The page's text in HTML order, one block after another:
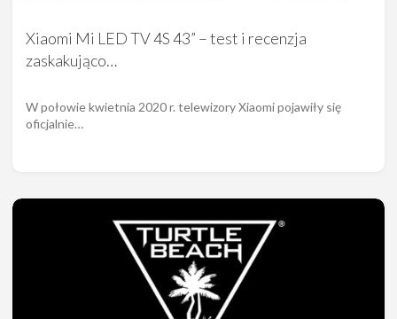
Xiaomi Mi LED TV 4S 43” – test i recenzja
zaskakująco…
W połowie kwietnia 2020 r. telewizory Xiaomi pojawiły się
oficjalnie…